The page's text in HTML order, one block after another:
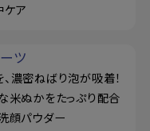
ケア
ツ
濃密ねばり泡が吸着！
米ぬかをたっぷり配合
顔パウダー